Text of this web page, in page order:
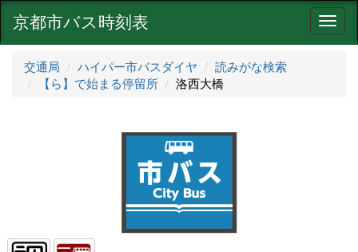
ナ
ビ
京都市バス時刻表
交通局 ハイパー市バスダイヤ
読みがな検索
【ら】で始まる停留所
洛西大橋